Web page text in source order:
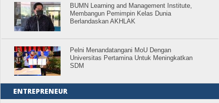
BUMN Learning and Management Institute,
Membangun Pemimpin Kelas Dunia
Berlandaskan AKHLAK
Pelni Menandatangani MoU Dengan
Universitas Pertamina Untuk Meningkatkan
SDM
ENTREPRENEUR